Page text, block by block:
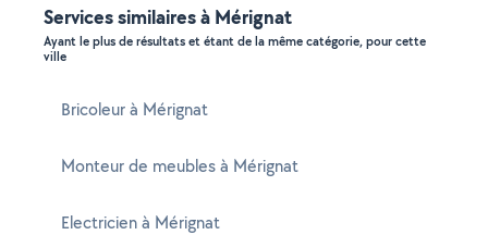
Services similaires à Mérignat
Ayant le plus de résultats et étant de la même catégorie, pour cette
ville
Bricoleur à Mérignat
Monteur de meubles à Mérignat
Electricien à Mérignat